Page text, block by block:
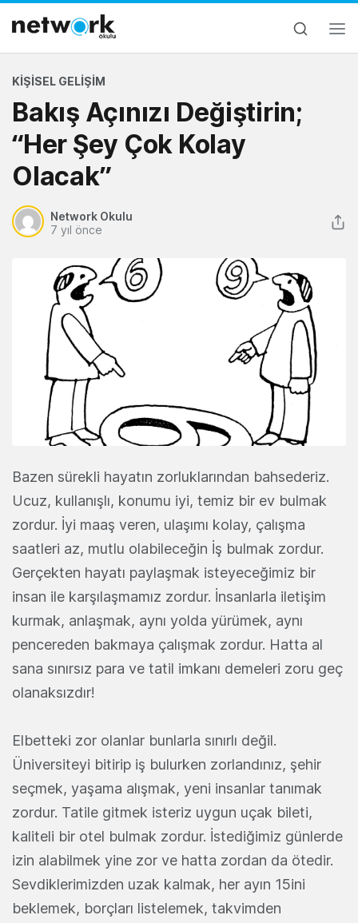
KIŞISEL GELIŞIM
Bakış Açınızı Değiştirin;
“Her Şey Çok Kolay
Olacak”
Network Okulu
7 yıl önce
Bazen sürekli hayatın zorluklarından bahsederiz.
Ucuz, kullanışlı, konumu iyi, temiz bir ev bulmak
zordur. İyi maaş veren, ulaşımı kolay, çalışma
saatleri az, mutlu olabileceğin İş bulmak zordur.
Gerçekten hayatı paylaşmak isteyeceğimiz bir
insan ile karşılaşmamız zordur. İnsanlarla iletişim
kurmak, anlaşmak, aynı yolda yürümek, aynı
pencereden bakmaya çalışmak zordur. Hatta al
sana sınırsız para ve tatil imkanı demeleri zoru geç
olanaksızdır!
Elbetteki zor olanlar bunlarla sınırlı değil.
Üniversiteyi bitirip iş bulurken zorlandınız, şehir
seçmek, yaşama alışmak, yeni insanlar tanımak
zordur. Tatile gitmek isteriz uygun uçak bileti,
kaliteli bir otel bulmak zordur. İstediğimiz günlerde
izin alabilmek yine zor ve hatta zordan da ötedir.
Sevdiklerimizden uzak kalmak, her ayın 15ini
beklemek, borçları listelemek, takvimden